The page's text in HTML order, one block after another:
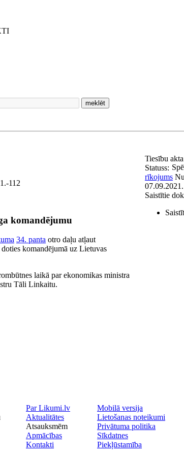
meklēt
112
komandējumu
34. panta otro daļu atļaut
komandējumā uz Lietuvas
laikā par ekonomikas ministra
Tāli Linkaitu.
Tiesību
Statuss:
rīkojums
07.09.2021.
Saistītie
Par Likumi.lv
Aktualitātes
Atsauksmēm
Apmācības
Kontakti
Mobilā versija
Lietošanas noteikumi
Privātuma politika
Sīkdatnes
Piekļūstamība